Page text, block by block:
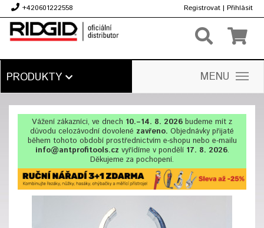
+420601222558 Registrovat | Přihlásit
PRODUKTY MENU
Vážení zákazníci, ve dnech 10.–14. 8. 2026 budeme mít z
důvodu celozávodní dovolené zavřeno. Objednávky přijaté
během tohoto období prostřednictvím e-shopu nebo e-mailu
info@antprofitools.cz vyřídíme v pondělí 17. 8. 2026.
Děkujeme za pochopení.